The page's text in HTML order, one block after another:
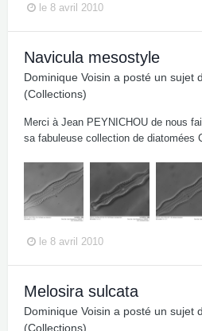
le 8 avril 2010
Navicula mesostyle
Dominique Voisin a posté un sujet
(Collections)
Merci à Jean PEYNICHOU de nous
sa fabuleuse collection de diatomées
le 8 avril 2010
Melosira sulcata
Dominique Voisin a posté un sujet
(Collections)